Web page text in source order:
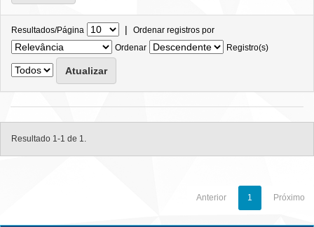
Resultados/Página | Ordenar registros por
Ordenar
Registro(s)
Resultado 1-1 de 1.
Anterior 1 Próximo